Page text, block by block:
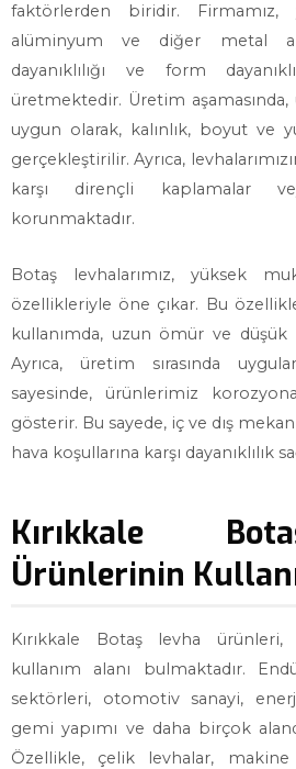
faktörlerden biridir.
alüminyum ve diğer metal
dayanıklılığı ve form
üretmektedir. Üretim aşamasında,
uygun olarak, kalınlık, boyut ve
gerçekleştirilir. Ayrıca,
karşı dirençli kaplamalar
korunmaktadır.
Botaş levhalarımız, yüksek
özellikleriyle öne çıkar. Bu
kullanımda, uzun ömür ve düşük
Ayrıca, üretim sırasında
sayesinde, ürünlerimiz
gösterir. Bu sayede, iç ve dış
hava koşullarına karşı dayanıklılık
Kırıkkale
Ürünlerinin
Kırıkkale Botaş levha
kullanım alanı bulmaktadır.
sektörleri, otomotiv sanayi,
gemi yapımı ve daha birçok
Özellikle, çelik levhalar,